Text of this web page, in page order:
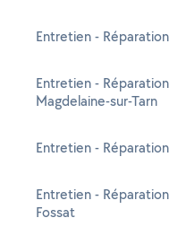
Entretien -
Entretien -
Magdelaine-sur-Tarn
Entretien -
Entretien -
Fossat